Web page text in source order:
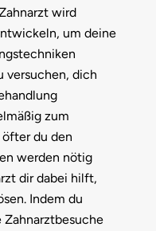
wird
um deine
versuchen, dich
zum
öfter du den
werden nötig
dir dabei hilft,
Indem du
Zahnarztbesuche